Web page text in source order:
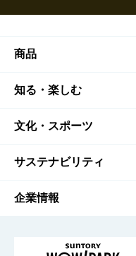
商品
商品TOP
商品一覧
商品発売情報
栄養成分一覧
知る・楽しむ
知る・楽しむTOP
キャンペーン
工場見学
文化・スポーツ
文化・スポーツTOP
サントリーホール
サステナビリティ
サステナビリティTOP
企業情報